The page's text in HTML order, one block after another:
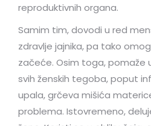
reproduktivnih organa.
Samim tim, dovodi u red
zdravlje jajnika, pa tako
začeće. Osim toga, pomaže
svih ženskih tegoba, poput
upala, grčeva mišića
problema. Istovremeno,